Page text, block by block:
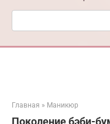
Поиск:
Главная » Маникюр
Поколение бэби-